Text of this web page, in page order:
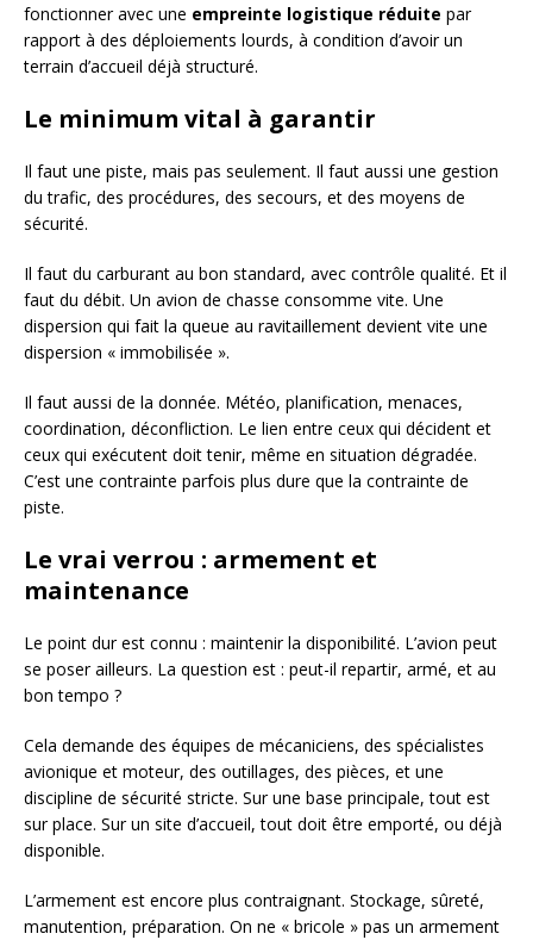
fonctionner avec une empreinte logistique réduite par
rapport à des déploiements lourds, à condition d’avoir un
terrain d’accueil déjà structuré.
Le minimum vital à garantir
Il faut une piste, mais pas seulement. Il faut aussi une gestion
du trafic, des procédures, des secours, et des moyens de
sécurité.
Il faut du carburant au bon standard, avec contrôle qualité. Et il
faut du débit. Un avion de chasse consomme vite. Une
dispersion qui fait la queue au ravitaillement devient vite une
dispersion « immobilisée ».
Il faut aussi de la donnée. Météo, planification, menaces,
coordination, déconfliction. Le lien entre ceux qui décident et
ceux qui exécutent doit tenir, même en situation dégradée.
C’est une contrainte parfois plus dure que la contrainte de
piste.
Le vrai verrou : armement et
maintenance
Le point dur est connu : maintenir la disponibilité. L’avion peut
se poser ailleurs. La question est : peut-il repartir, armé, et au
bon tempo ?
Cela demande des équipes de mécaniciens, des spécialistes
avionique et moteur, des outillages, des pièces, et une
discipline de sécurité stricte. Sur une base principale, tout est
sur place. Sur un site d’accueil, tout doit être emporté, ou déjà
disponible.
L’armement est encore plus contraignant. Stockage, sûreté,
manutention, préparation. On ne « bricole » pas un armement